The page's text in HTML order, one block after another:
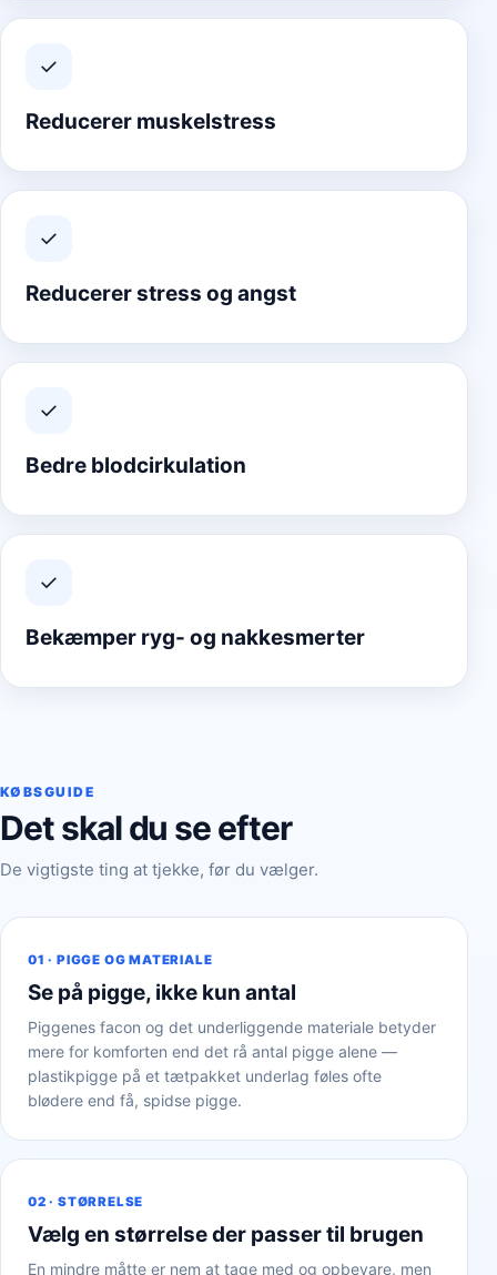
✓
Reducerer muskelstress
✓
Reducerer stress og angst
✓
Bedre blodcirkulation
✓
Bekæmper ryg- og nakkesmerter
KØBSGUIDE
Det skal du se efter
De vigtigste ting at tjekke, før du vælger.
01 · PIGGE OG MATERIALE
Se på pigge, ikke kun antal
Piggenes facon og det underliggende materiale betyder
mere for komforten end det rå antal pigge alene —
plastikpigge på et tætpakket underlag føles ofte
blødere end få, spidse pigge.
02 · STØRRELSE
Vælg en størrelse der passer til brugen
En mindre måtte er nem at tage med og opbevare, men